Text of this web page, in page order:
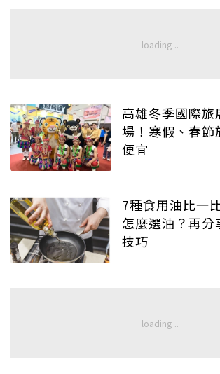
高雄冬季國際
場！寒假、春節
便宜
7種食用油比一
怎麼選油？再分
技巧